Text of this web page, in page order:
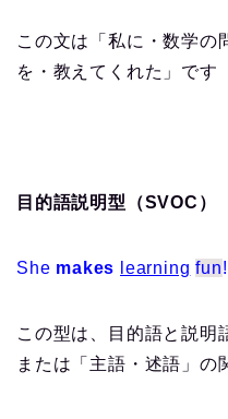
この文は「私に・数学の
を・教えてくれた」です
目的語説明型（SVOC）
She makes learning fun!
この型は、目的語と説明
または「主語・述語」の